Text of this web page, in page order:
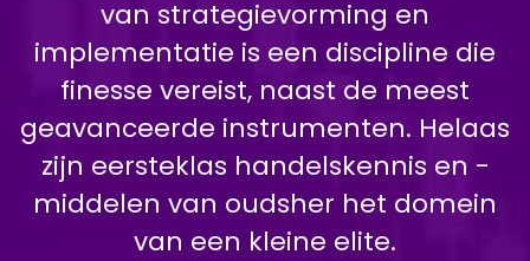
van strategievorming en
implementatie is een discipline die
finesse vereist, naast de meest
geavanceerde instrumenten. Helaas
zijn eersteklas handelskennis en -
middelen van oudsher het domein
van een kleine elite.